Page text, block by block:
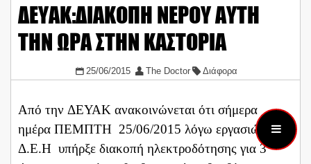
ΔΕΥΑΚ:ΔΙΑΚΟΠΗ ΝΕΡΟΥ ΑΥΤΗ
ΤΗΝ ΩΡΑ ΣΤΗΝ ΚΑΣΤΟΡΙΑ
25/06/2015 The Doctor Διάφορα
Από την ΔΕΥΑΚ ανακοινώνεται ότι σήμερα
ημέρα ΠΕΜΠΤΗ 25/06/2015 λόγω εργασιών της
Δ.Ε.Η υπήρξε διακοπή ηλεκτροδότησης για 3